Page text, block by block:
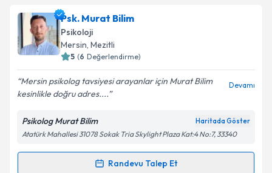
Psk. Murat Bilim
Psikoloji
Mersin, Mezitli
5 (6 Değerlendirme)
Mersin psikolog tavsiyesi arayanlar için Murat Bilim
kesinlikle doğru adres....
Devamı
Psikolog Murat Bilim Haritada Göster
Atatürk Mahallesi 31078 Sokak Tria Skylight Plaza Kat:4 No:7, 33340
Randevu Talep Et
Randevu Takvimi Talebi